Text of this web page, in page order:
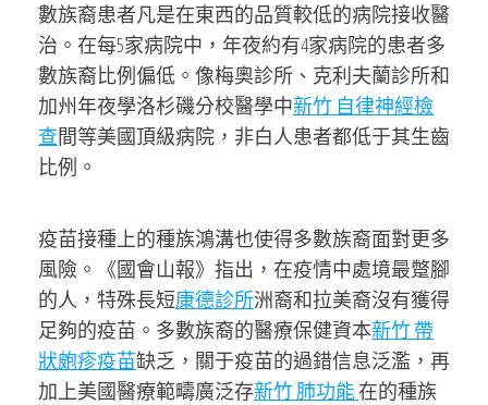
數族裔患者凡是在東西的品質較低的病院接收醫
治。在每5家病院中，年夜約有4家病院的患者多
數族裔比例偏低。像梅奧診所、克利夫蘭診所和
加州年夜學洛杉磯分校醫學中新竹 自律神經檢
查間等美國頂級病院，非白人患者都低于其生齒
比例。
疫苗接種上的種族鴻溝也使得多數族裔面對更多
風險。《國會山報》指出，在疫情中處境最蹩腳
的人，特殊長短康德診所洲裔和拉美裔沒有獲得
足夠的疫苗。多數族裔的醫療保健資本新竹 帶
狀皰疹疫苗缺乏，關于疫苗的過錯信息泛濫，再
加上美國醫療範疇廣泛存新竹 肺功能在的種族